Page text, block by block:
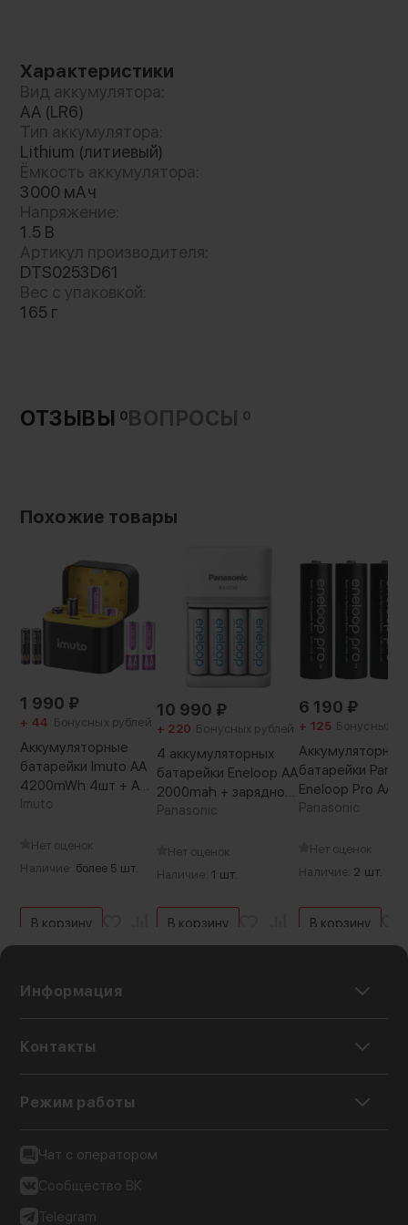
Характеристики
Вид аккумулятора:
AA (LR6)
Тип аккумулятора:
Lithium (литиевый)
Ёмкость аккумулятора:
3000 мАч
Напряжение:
1.5 В
Артикул производителя:
DTS0253D61
Вес с упаковкой:
165 г
ОТЗЫВЫ 0ВОПРОСЫ 0
Похожие товары
1 990 ₽
+ 44 Бонусных рублей
Аккумуляторные
батарейки Imuto AA
4200mWh 4шт + AAA
1300mWh 4шт +
Imuto
Нет оценок
Наличие: более 5 шт.
В корзину
10 990 ₽
+ 220 Бонусных рублей
4 аккумуляторных
батарейки Eneloop AA
2000mah + зарядное
устройство Panasonic
Panasonic
Нет оценок
Наличие: 1 шт.
В корзину
6 190 ₽
+ 125 Бонусных
Аккумуляторные
батарейки
Eneloop Pro AA
4BP (4 шт)
Panasonic
Нет оценок
Наличие: 2 шт.
В корзину
Информация
Контакты
Режим работы
Чат с оператором
Сообщество ВК
Telegram